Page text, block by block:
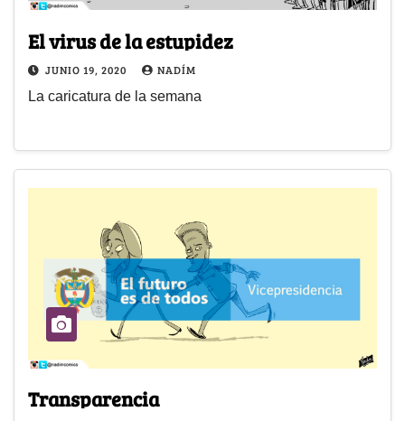
El virus de la estupidez
JUNIO 19, 2020 NADÍM
La caricatura de la semana
Transparencia